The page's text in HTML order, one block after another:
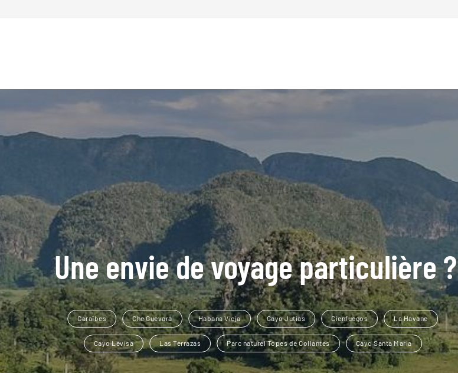
Une envie de voyage particulière ?
Caraïbes Che Guevara Habana Vieja Cayo Jutias Cienfuegos La Havane
Cayo Levisa Las Terrazas Parc naturel Topes de Collantes Cayo Santa Maria